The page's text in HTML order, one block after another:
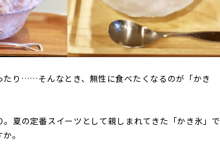
たり……そんなとき、無性に食べたくなるのが「かき
夏の定番スイーツとして親しまれてきた「かき氷」で
。